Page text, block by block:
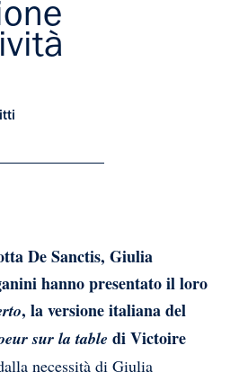
De Sanctis, Giulia
hanno presentato il loro
, la versione italiana del
sur la table di Victoire
necessità di Giulia